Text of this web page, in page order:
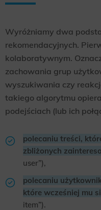
Wyróżniamy dwa
rekomendacyjnych.
kolaboratywnym.
zachowania grup
wyszukiwania czy
takiego algorytmu
podejściach (lub ich
polecaniu treści,
zbliżonych
user”),
polecaniu
które wcześniej mu
item”).